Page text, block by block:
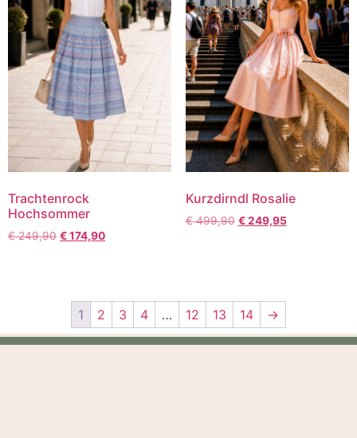
Trachtenrock
Hochsommer
€249,90 €174,90
Kurzdirndl Rosalie
€499,90 €249,95
1 2 3 4 … 12 13 14 →